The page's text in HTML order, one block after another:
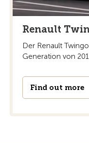
Renault
Der Renault
Generation von
Find out more